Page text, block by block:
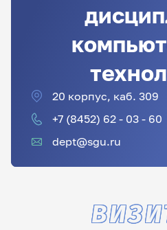
20 корпус, каб. 309
+7 (8452) 62 - 03 - 60
dept@sgu.ru